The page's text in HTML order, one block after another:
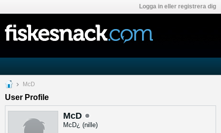
Logga in eller registrera dig
McD
User Profile
McD
McD¿ (nille)